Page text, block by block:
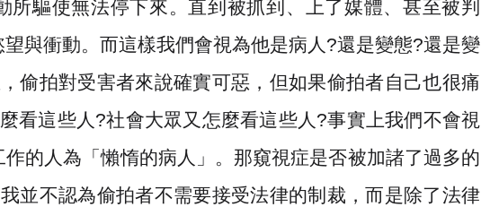
所驅使無法停下來。直到被抓到、上了媒體、甚至被判
與衝動。而這樣我們會視為他是病人?還是變態?還是變
偷拍對受害者來說確實可惡，但如果偷拍者自己也很痛
看這些人?社會大眾又怎麼看這些人?事實上我們不會視
的人為「懶惰的病人」。那窺視症是否被加諸了過多的
並不認為偷拍者不需要接受法律的制裁，而是除了法律